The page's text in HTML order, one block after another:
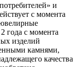
и
с момента
года с момента
изделий
камнями,
качества